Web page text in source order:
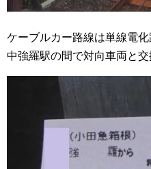
ケーブルカー路線は単線電
中強羅駅の間で対向車両と交